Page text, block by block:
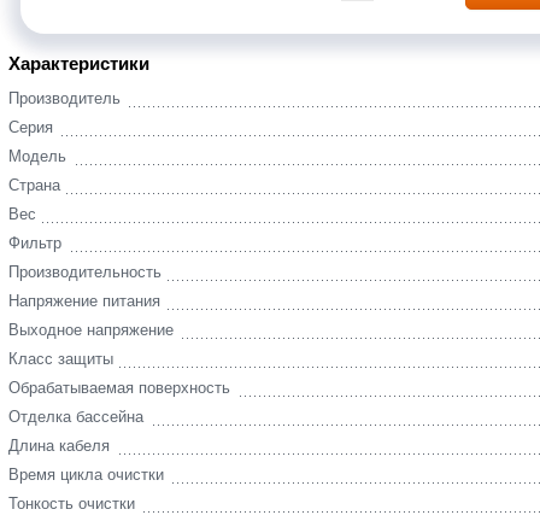
Характеристики
Производитель
Серия
Модель
Страна
Вес
Фильтр
Производительность
Напряжение питания
Выходное напряжение
Класс защиты
Обрабатываемая поверхность
Отделка бассейна
Длина кабеля
Время цикла очистки
Тонкость очистки